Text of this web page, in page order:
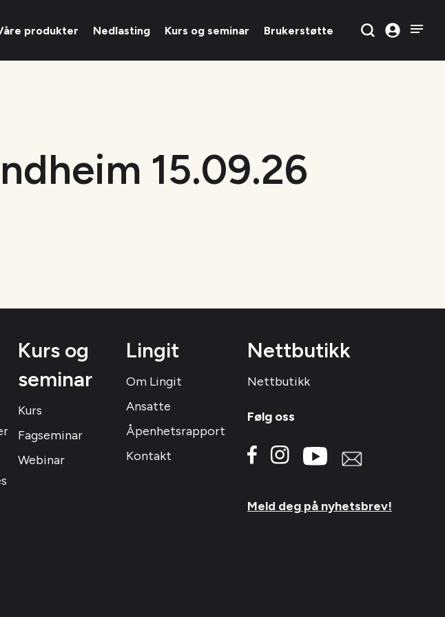
produkter Nedlasting Kurs og seminar Brukerstøtte
15.09.26
Kurs og
seminar
Kurs
Fagseminar
Webinar
Lingit
Om Lingit
Ansatte
Åpenhetsrapport
Kontakt
Nettbutikk
Nettbutikk
Følg oss
Meld deg på nyhetsbrev!